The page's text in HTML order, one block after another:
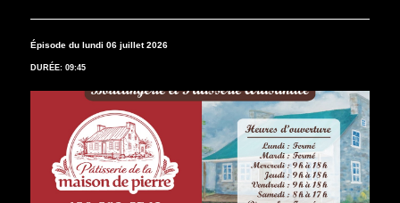
Épisode du lundi 06 juillet 2026
DURÉE: 09:45